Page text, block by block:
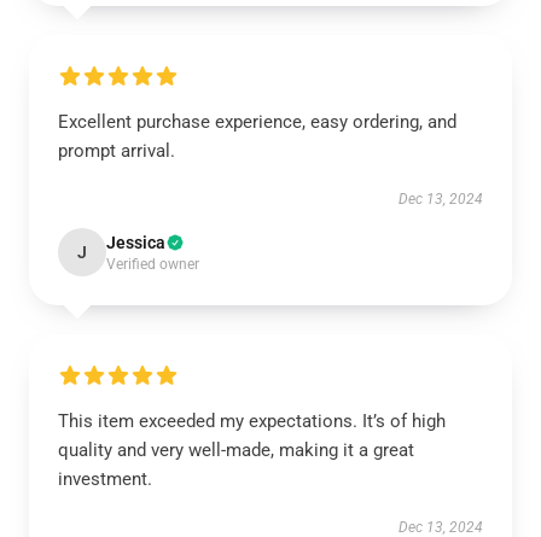
Excellent purchase experience, easy ordering, and
prompt arrival.
Dec 13, 2024
J Jessica
Verified owner
This item exceeded my expectations. It’s of high
quality and very well-made, making it a great
investment.
Dec 13, 2024